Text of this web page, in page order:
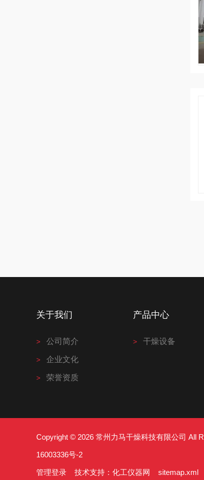
关于我们
公司简介
企业文化
荣誉资质
产品中心
干燥设备
Copyright © 2026 常州力马干燥科技有限公司 All
16003336号-2
管理登录 技术支持： 化工仪器网 sitemap.xml